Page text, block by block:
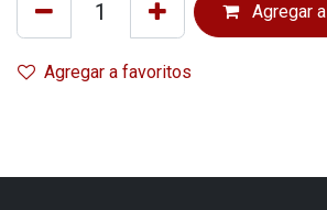
Agregar
Agregar a favoritos